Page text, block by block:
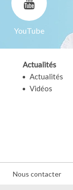
YouTube
Actualités
Actualités
Vidéos
Nous contacter